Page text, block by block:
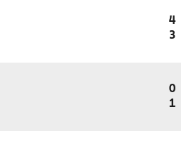
4
3
0
1